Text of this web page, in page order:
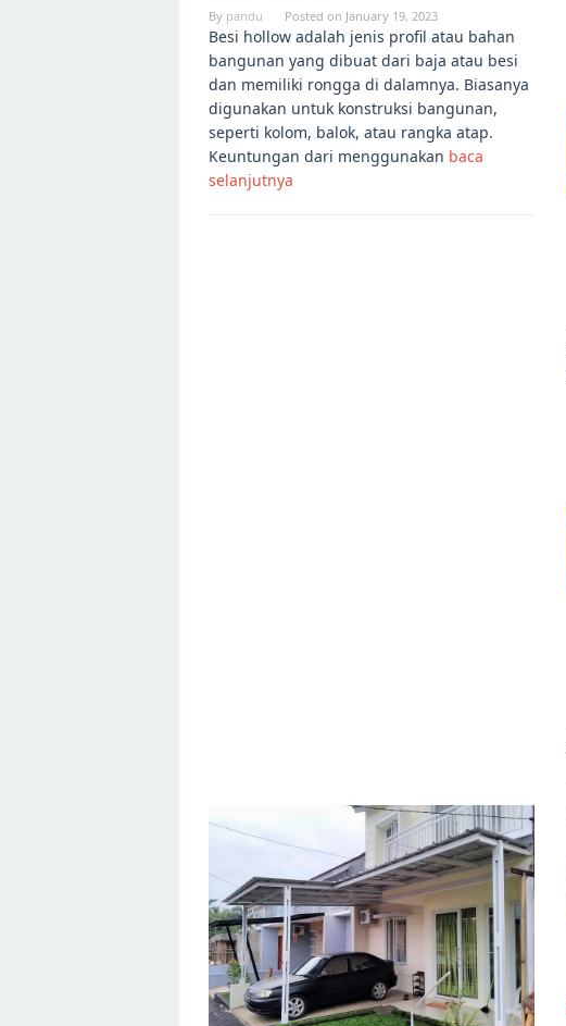
By pandu Posted on January 19, 2023
Besi hollow adalah jenis profil atau bahan
bangunan yang dibuat dari baja atau besi
dan memiliki rongga di dalamnya. Biasanya
digunakan untuk konstruksi bangunan,
seperti kolom, balok, atau rangka atap.
Keuntungan dari menggunakan baca
selanjutnya